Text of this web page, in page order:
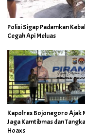
Polisi Sigap Padamkan
Cegah Api Meluas
Kapolres Bojonegoro Ajak
Jaga Kamtibmas dan
Hoaxs